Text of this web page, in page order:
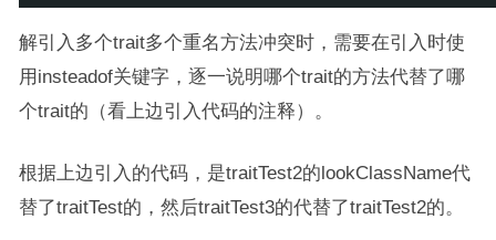
解引入多个trait多个重名方法冲突时，需要在引入时使
用insteadof关键字，逐一说明哪个trait的方法代替了哪
个trait的（看上边引入代码的注释）。
根据上边引入的代码，是traitTest2的lookClassName代
替了traitTest的，然后traitTest3的代替了traitTest2的。